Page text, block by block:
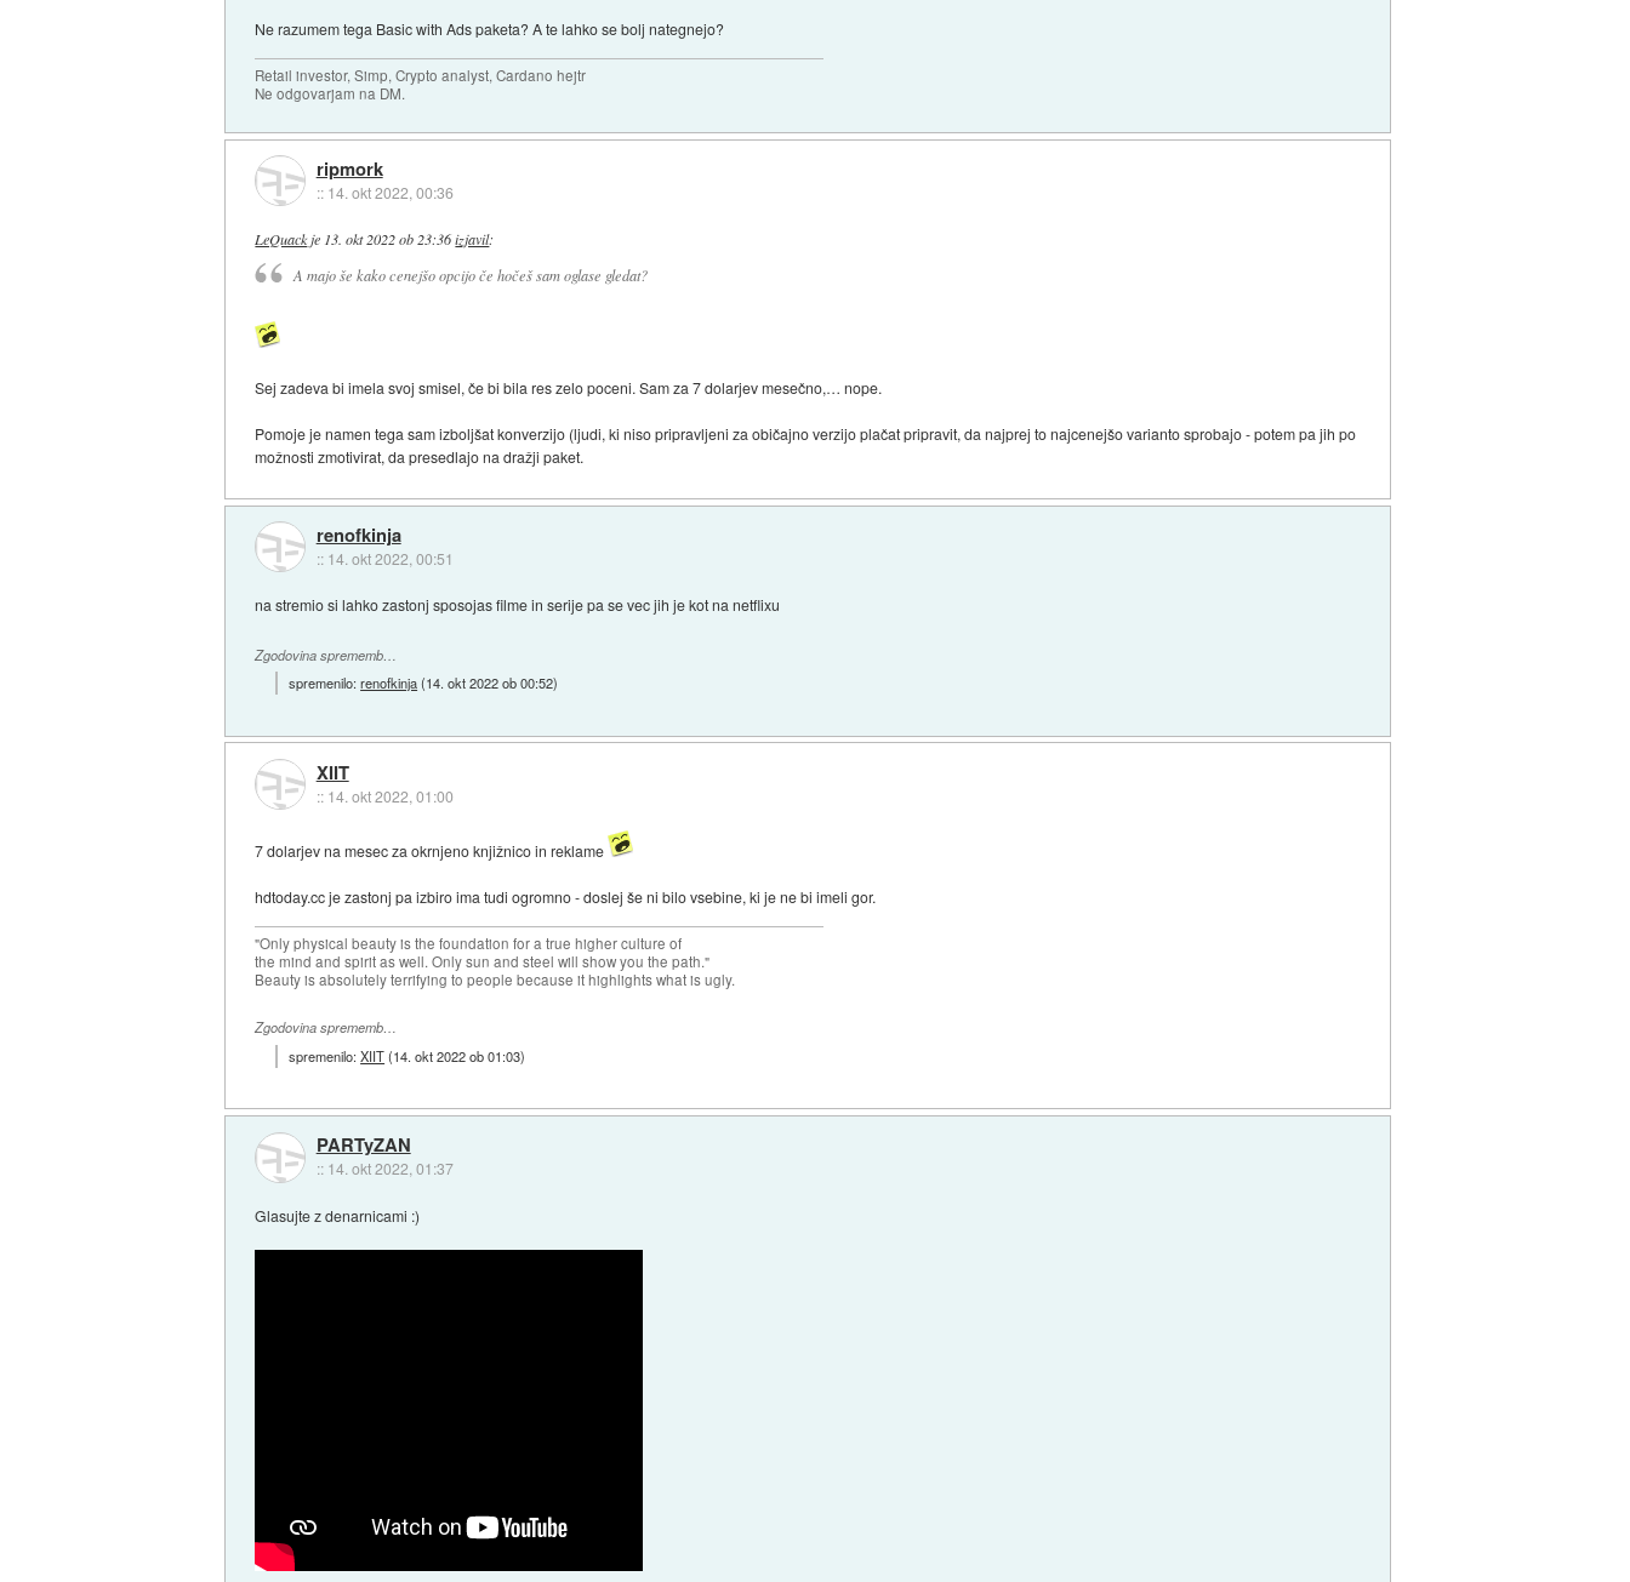
Ne razumem tega Basic with Ads paketa? A te lahko se bolj nategnejo?
Retail investor, Simp, Crypto analyst, Cardano hejtr
Ne odgovarjam na DM.
ripmork
:: 14. okt 2022, 00:36
LeQuackje 13. okt 2022 ob 23:36 izjavil:
A majo še kako cenejšo opcijo če hočeš sam oglase gledat?
Sej zadeva bi imela svoj smisel, če bi bila res zelo poceni. Sam za 7 dolarjev mesečno,… nope.
Pomoje je namen tega sam izboljšat konverzijo (ljudi, ki niso pripravljeni za običajno verzijo plačat pripravit, da najprej to najcenejšo varianto sprobajo - potem pa jih po
možnosti zmotivirat, da presedlajo na dražji paket.
renofkinja
:: 14. okt 2022, 00:51
na stremio si lahko zastonj sposojas filme in serije pa se vec jih je kot na netflixu
Zgodovina sprememb…
spremenilo:renofkinja(14. okt 2022 ob 00:52)
XIIT
:: 14. okt 2022, 01:00
7 dolarjev na mesec za okrnjeno knjižnico in reklame
hdtoday.cc je zastonj pa izbiro ima tudi ogromno - doslej še ni bilo vsebine, ki je ne bi imeli gor.
"Only physical beauty is the foundation for a true higher culture of
the mind and spirit as well. Only sun and steel will show you the path."
Beauty is absolutely terrifying to people because it highlights what is ugly.
Zgodovina sprememb…
spremenilo:XIIT(14. okt 2022 ob 01:03)
PARTyZAN
:: 14. okt 2022, 01:37
Glasujte z denarnicami :)